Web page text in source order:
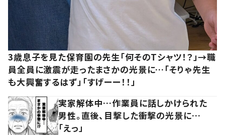
3歳息子を見た保育園の先生「何そのTシャツ！？」→職
員全員に激震が走ったまさかの光景に…「そりゃ先生
も大興奮するはず」「すげーー！！」
実家解体中…作業員に話しかけられた
男性。直後、目撃した衝撃の光景に…
「えっ」